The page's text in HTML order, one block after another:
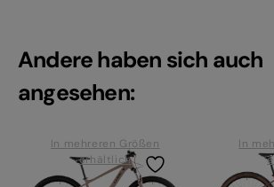
Andere haben sich auch
angesehen:
In mehreren Größen
erhältlich
In